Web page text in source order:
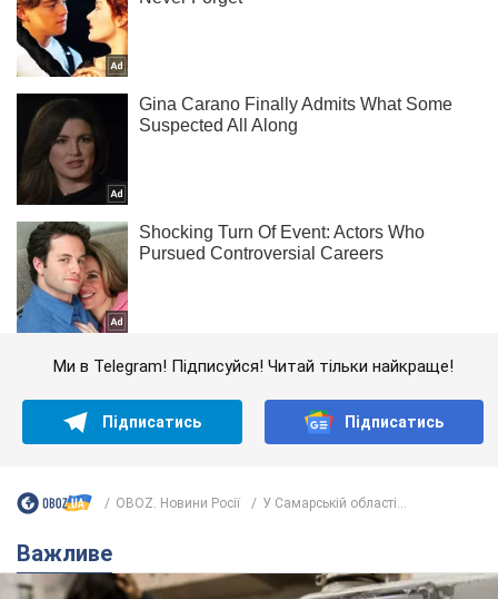
Ми в Telegram! Підписуйся! Читай тільки найкраще!
Підписатись Підписатись
OBOZ. Новини Росії У Самарській області...
Важливе